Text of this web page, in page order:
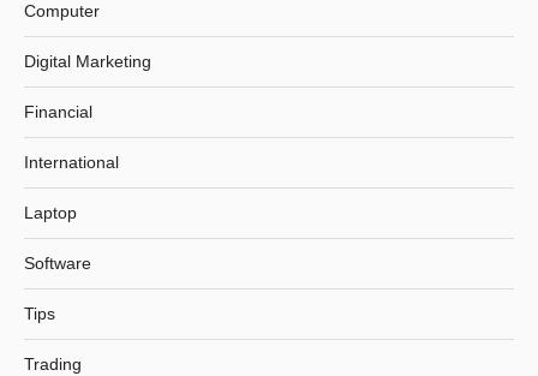
Computer
Digital Marketing
Financial
International
Laptop
Software
Tips
Trading